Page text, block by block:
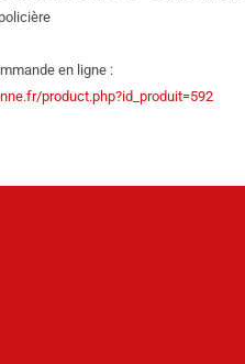
en ligne :
product.php?id_produit=592